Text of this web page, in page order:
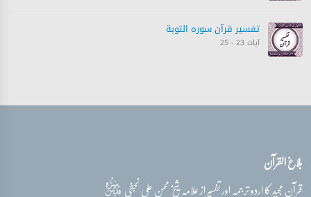
تفسیر قرآن سورہ ‎التوبة‎
آیات 23 - 25
بلاغ القرآن
قرآن مجید کا اردو ترجمہ اور تفسیر از علامہ شیخ محسن علی نجفیقدس‌سره